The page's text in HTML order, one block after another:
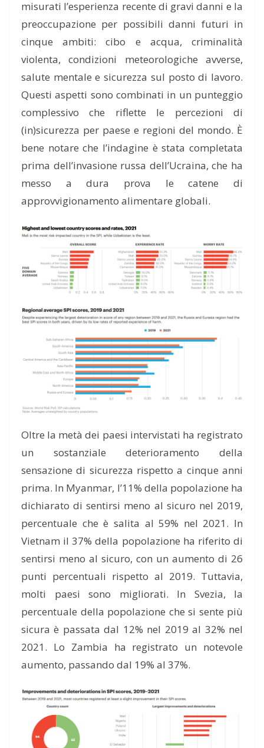
misurati l’esperienza recente di gravidanni e la
preoccupazione per possibili danni futuri in
cinque ambiti: cibo e acqua, criminalità
violenta, condizioni meteorologiche avverse,
salute mentale e sicurezza sul posto di lavoro.
Questiaspetti sono combinati in un punteggio
complessivoche riflette le percezioni di
(in)sicurezza per paese e regioni del mondo. È
bene notare che l’indagine è stata completata
prima dell’invasione russa dell’Ucraina, che ha
messo a dura prova le catene di
approvvigionamento alimentare globali.
Oltre la metà dei paesi intervistati ha registrato
un sostanziale deterioramento della
sensazione di sicurezza rispetto a cinque anni
prima. In Myanmar, l’11% della popolazione ha
dichiarato di sentirsi meno al sicuro nel 2019,
percentuale che è salita al 59% nel 2021. In
Vietnam il 37% della popolazione ha riferito di
sentirsi meno al sicuro, con un aumento di 26
punti percentuali rispetto al 2019. Tuttavia,
molti paesi sono migliorati. In Svezia, la
percentuale della popolazione che si sente più
sicura è passata dal 12% nel 2019 al 32% nel
2021. Lo Zambia ha registrato un notevole
aumento, passando dal 19% al 37%.